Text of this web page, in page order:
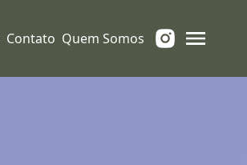
Contato Quem Somos